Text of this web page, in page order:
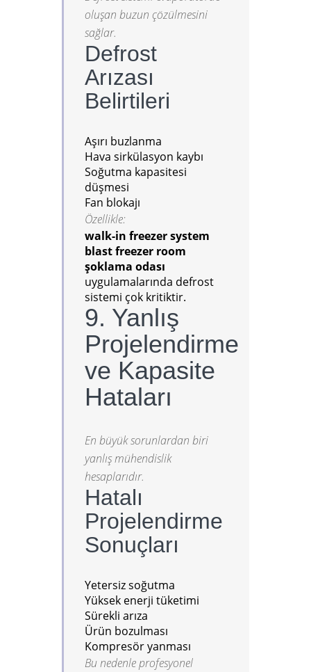
oluşan buzun çözülmesini
sağlar.
Defrost
Arızası
Belirtileri
Aşırı buzlanma
Hava sirkülasyon kaybı
Soğutma kapasitesi
düşmesi
Fan blokajı
Özellikle:
walk-in freezer system
blast freezer room
şoklama odası
uygulamalarında defrost
sistemi çok kritiktir.
9. Yanlış
Projelendirme
ve Kapasite
Hataları
En büyük sorunlardan biri
yanlış mühendislik
hesaplarıdır.
Hatalı
Projelendirme
Sonuçları
Yetersiz soğutma
Yüksek enerji tüketimi
Sürekli arıza
Ürün bozulması
Kompresör yanması
Bu nedenle profesyonel